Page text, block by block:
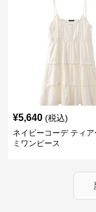
¥5,640 (税込)
ネイビーコーデ ティア
ミワンピース